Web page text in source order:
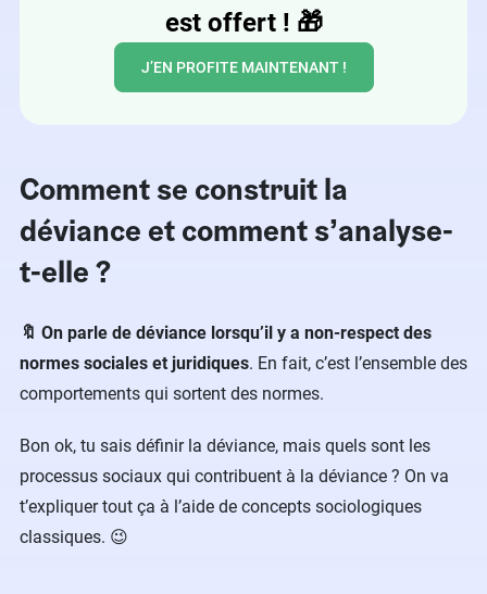
est offert ! 🎁
J’EN PROFITE MAINTENANT !
Comment se construit la
déviance et comment s’analyse-
t-elle ?
🔖 On parle de déviance lorsqu’il y a non-respect des
normes sociales et juridiques. En fait, c’est l’ensemble des
comportements qui sortent des normes.
Bon ok, tu sais définir la déviance, mais quels sont les
processus sociaux qui contribuent à la déviance ? On va
t’expliquer tout ça à l’aide de concepts sociologiques
classiques. 😉